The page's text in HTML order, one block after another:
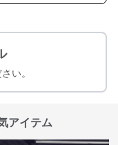
い。
アイテム